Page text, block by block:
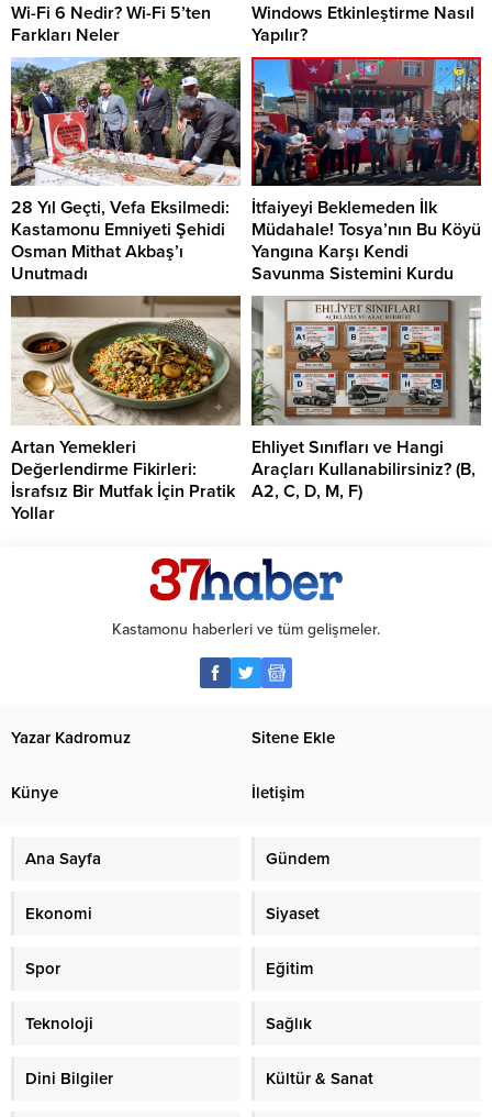
Wi-Fi 6 Nedir? Wi-Fi 5’ten
Farkları Neler
Windows Etkinleştirme Nasıl
Yapılır?
28 Yıl Geçti, Vefa Eksilmedi:
Kastamonu Emniyeti Şehidi
Osman Mithat Akbaş’ı
Unutmadı
İtfaiyeyi Beklemeden İlk
Müdahale! Tosya’nın Bu Köyü
Yangına Karşı Kendi
Savunma Sistemini Kurdu
Artan Yemekleri
Değerlendirme Fikirleri:
İsrafsız Bir Mutfak İçin Pratik
Yollar
Ehliyet Sınıfları ve Hangi
Araçları Kullanabilirsiniz? (B,
A2, C, D, M, F)
Kastamonu haberleri ve tüm gelişmeler.
Yazar Kadromuz Sitene Ekle
Künye İletişim
Ana Sayfa Gündem
Ekonomi Siyaset
Spor Eğitim
Teknoloji Sağlık
Dini Bilgiler Kültür & Sanat